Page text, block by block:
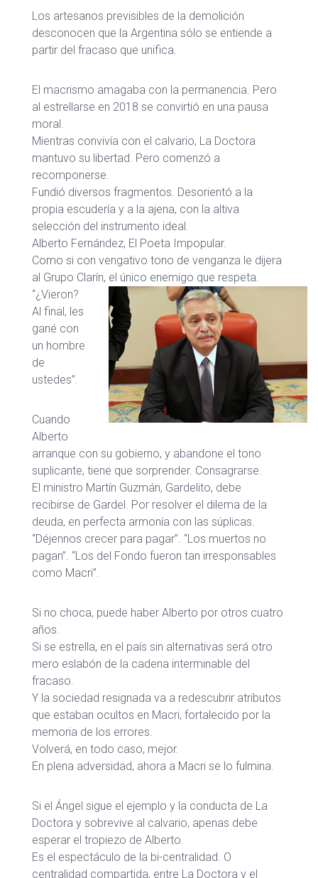
Los artesanos previsibles de la demolición
desconocen que la Argentina sólo se entiende a
partir del fracaso que unifica.
El macrismo amagaba con la permanencia. Pero
al estrellarse en 2018 se convirtió en una pausa
moral.
Mientras convivía con el calvario, La Doctora
mantuvo su libertad. Pero comenzó a
recomponerse.
Fundió diversos fragmentos. Desorientó a la
propia escudería y a la ajena, con la altiva
selección del instrumento ideal.
Alberto Fernández, El Poeta Impopular.
Como si con vengativo tono de venganza le dijera
al Grupo Clarín, el único enemigo que respeta.
“¿Vieron?
Al final, les
gané con
un hombre
de
ustedes”.
Cuando
Alberto
arranque con su gobierno, y abandone el tono
suplicante, tiene que sorprender. Consagrarse.
El ministro Martín Guzmán, Gardelito, debe
recibirse de Gardel. Por resolver el dilema de la
deuda, en perfecta armonía con las súplicas.
“Déjennos crecer para pagar”. “Los muertos no
pagan”. “Los del Fondo fueron tan irresponsables
como Macri”.
Si no choca, puede haber Alberto por otros cuatro
años.
Si se estrella, en el país sin alternativas será otro
mero eslabón de la cadena interminable del
fracaso.
Y la sociedad resignada va a redescubrir atributos
que estaban ocultos en Macri, fortalecido por la
memoria de los errores.
Volverá, en todo caso, mejor.
En plena adversidad, ahora a Macri se lo fulmina.
Si el Ángel sigue el ejemplo y la conducta de La
Doctora y sobrevive al calvario, apenas debe
esperar el tropiezo de Alberto.
Es el espectáculo de la bi-centralidad. O
centralidad compartida, entre La Doctora y el